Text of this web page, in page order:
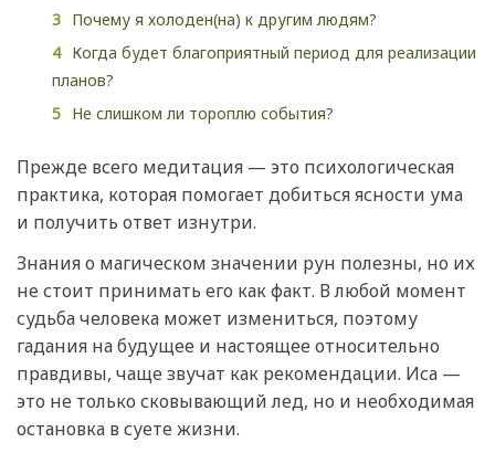
Почему я холоден(на) к другим людям?
Когда будет благоприятный период для реализации
планов?
Не слишком ли тороплю события?
Прежде всего медитация — это психологическая
практика, которая помогает добиться ясности ума
и получить ответ изнутри.
Знания о магическом значении рун полезны, но их
не стоит принимать его как факт. В любой момент
судьба человека может измениться, поэтому
гадания на будущее и настоящее относительно
правдивы, чаще звучат как рекомендации. Иса —
это не только сковывающий лед, но и необходимая
остановка в суете жизни.